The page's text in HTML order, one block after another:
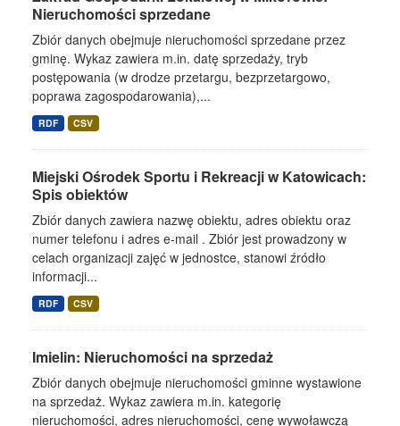
Nieruchomości sprzedane
Zbiór danych obejmuje nieruchomości sprzedane przez
gminę. Wykaz zawiera m.in. datę sprzedaży, tryb
postępowania (w drodze przetargu, bezprzetargowo,
poprawa zagospodarowania),...
RDF CSV
Miejski Ośrodek Sportu i Rekreacji w Katowicach:
Spis obiektów
Zbiór danych zawiera nazwę obiektu, adres obiektu oraz
numer telefonu i adres e-mail . Zbiór jest prowadzony w
celach organizacji zajęć w jednostce, stanowi źródło
informacji...
RDF CSV
Imielin: Nieruchomości na sprzedaż
Zbiór danych obejmuje nieruchomości gminne wystawione
na sprzedaż. Wykaz zawiera m.in. kategorię
nieruchomości, adres nieruchomości, cenę wywoławczą